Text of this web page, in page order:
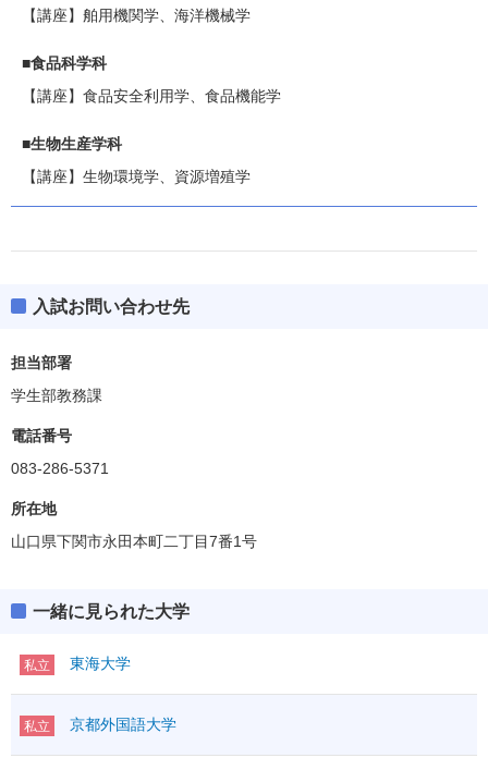
【講座】舶用機関学、海洋機械学
■食品科学科
【講座】食品安全利用学、食品機能学
■生物生産学科
【講座】生物環境学、資源増殖学
入試お問い合わせ先
担当部署
学生部教務課
電話番号
083-286-5371
所在地
山口県下関市永田本町二丁目7番1号
一緒に見られた大学
私立 東海大学
私立 京都外国語大学